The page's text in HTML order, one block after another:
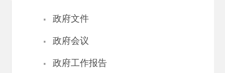
· 政府文件
· 政府会议
· 政府工作报告